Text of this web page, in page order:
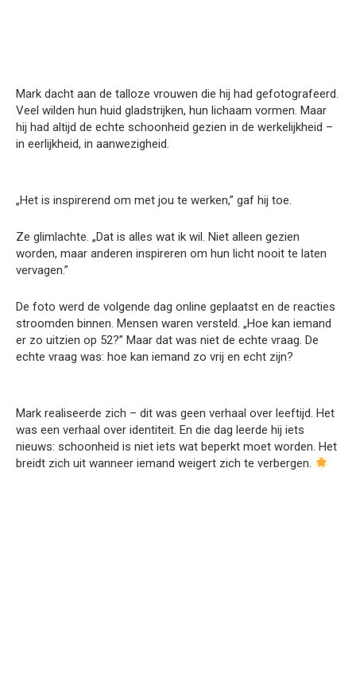
Mark dacht aan de talloze vrouwen die hij had gefotografeerd.
Veel wilden hun huid gladstrijken, hun lichaam vormen. Maar
hij had altijd de echte schoonheid gezien in de werkelijkheid –
in eerlijkheid, in aanwezigheid.
„Het is inspirerend om met jou te werken,” gaf hij toe.
Ze glimlachte. „Dat is alles wat ik wil. Niet alleen gezien
worden, maar anderen inspireren om hun licht nooit te laten
vervagen.”
De foto werd de volgende dag online geplaatst en de reacties
stroomden binnen. Mensen waren versteld. „Hoe kan iemand
er zo uitzien op 52?” Maar dat was niet de echte vraag. De
echte vraag was: hoe kan iemand zo vrij en echt zijn?
Mark realiseerde zich – dit was geen verhaal over leeftijd. Het
was een verhaal over identiteit. En die dag leerde hij iets
nieuws: schoonheid is niet iets wat beperkt moet worden. Het
breidt zich uit wanneer iemand weigert zich te verbergen.